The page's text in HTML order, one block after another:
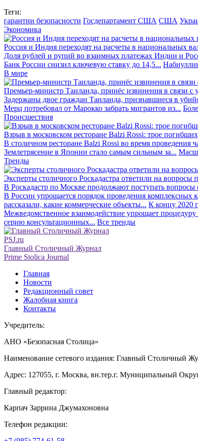
Теги:
гарантии безопасности Госдепартамент США США
Экономика
Россия и Индия переходят на расчеты в национальных
Доля рублей и рупий во взаимных платежах Индии и
Банк России снизил ключевую ставку до 14,5...
В мире
Премьер-министр Таиланда, принёс извинения в связи с
Задержаны двое граждан Таиланда, признавшиеся в
Мерц потребовал от Марокко забрать мигрантов из...
Происшествия
Взрыв в московском ресторане Balzi Rossi: трое
В столичном ресторане Balzi Rossi во время проведения
Землетрясение в Японии стало самым сильным за...
Тренды
Эксперты столичного Роскадастра ответили на
В Роскадастр по Москве продолжают поступать вопросы
В России упрощается порядок проведения комплексных
рассказали, какие коммерческие объекты... К концу 2020
Межведомственное взаимодействие упрощает процедуру
серию консультационных... Все тренды
PSJ.ru
Главный Столичный Журнал
Prime Stolica Journal
Главная
Новости
Редакционный совет
Жалобная книга
Контакты
Учредитель:
АНО «Безопасная Столица»
Наименование сетевого издания: Главный Столичный
Адрес: 127055, г. Москва, вн.тер.г. Муниципальный
Главный редактор:
Карпач Заррина Джумахоновна
Телефон редакции: